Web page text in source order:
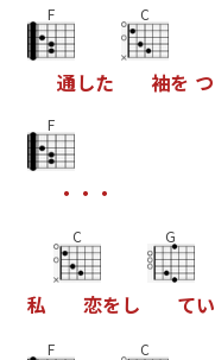
F
通した
C
袖を つ
F
・ ・ ・
私
C
恋をし
G
てい
F C